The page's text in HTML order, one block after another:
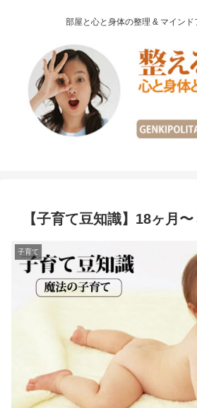
部屋と心と身体の整理 & マインド
【子育て豆知識】18ヶ月
子育て